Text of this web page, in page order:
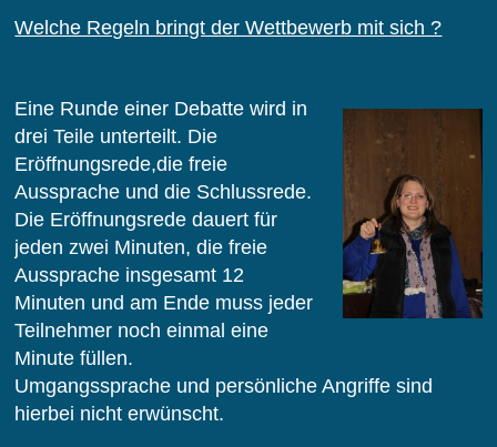
Welche Regeln bringt der Wettbewerb mit sich ?
Eine Runde einer Debatte wird in
drei Teile unterteilt. Die
Eröffnungsrede,die freie
Aussprache und die Schlussrede.
Die Eröffnungsrede dauert für
jeden zwei Minuten, die freie
Aussprache insgesamt 12
Minuten und am Ende muss jeder
Teilnehmer noch einmal eine
Minute füllen.
Umgangssprache und persönliche Angriffe sind
hierbei nicht erwünscht.